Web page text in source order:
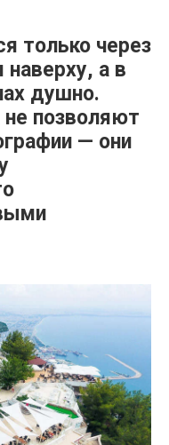
только через
а в
душно.
позволяют
— они